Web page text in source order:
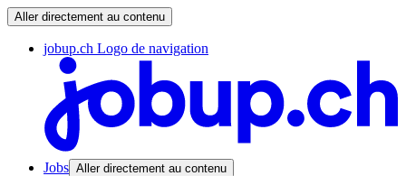
Aller directement au contenu
jobup.ch Logo de navigation
Jobs Aller directement au contenu